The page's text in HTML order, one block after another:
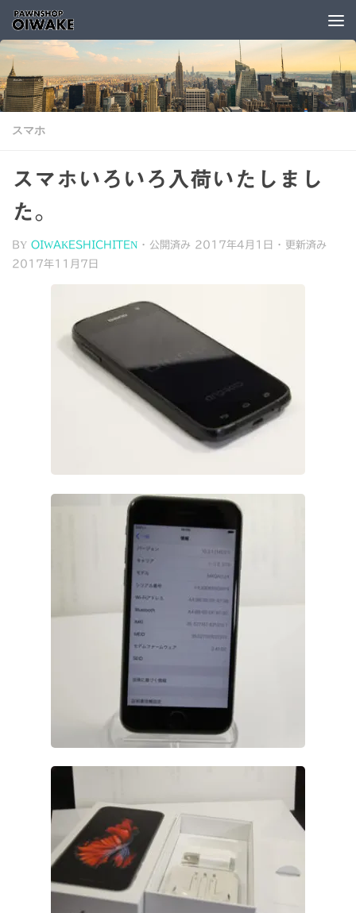
コンテンツへスキップ
スマホ
スマホいろいろ入荷いたしまし
た。
BY OIWAKESHICHITEN · 公開済み 2017年4月1日
· 更新済み
2017年11月7日